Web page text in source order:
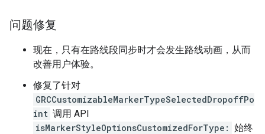
问题修复
现在，只有在路线段同步时才会发生路线动画，从而
改善用户体验。
修复了针对
GRCCustomizableMarkerTypeSelectedDropoffPo
int 调用 API
isMarkerStyleOptionsCustomizedForType: 始终